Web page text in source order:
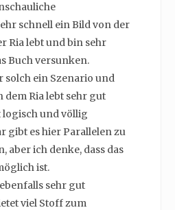
schnell ein Bild von der
Ria lebt und bin sehr
Buch versunken.
solch ein Szenario und
dem Ria lebt sehr gut
logisch und völlig
gibt es hier Parallelen zu
aber ich denke, dass das
ist.
sehr gut
viel Stoff zum